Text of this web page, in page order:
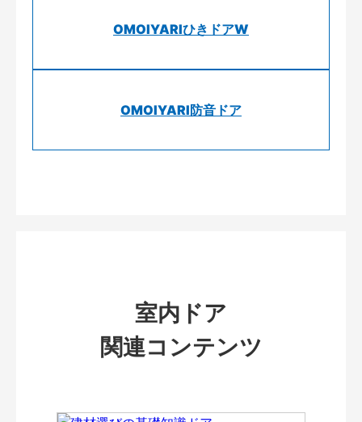
OMOIYARIひきドアW
OMOIYARI防音ドア
室内ドア
関連コンテンツ